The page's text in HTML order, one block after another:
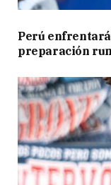
Perú
preparación